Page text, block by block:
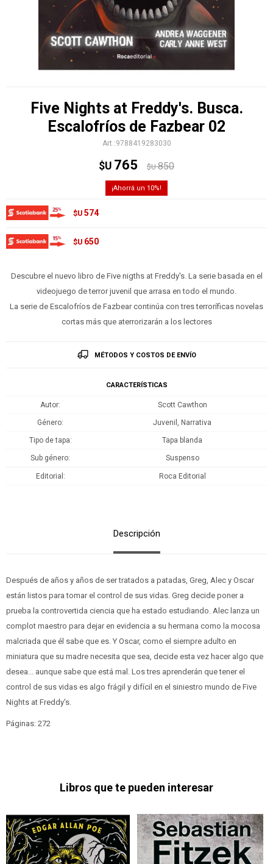
Five Nights at Freddy's. Busca.
Escalofríos de Fazbear 02
9788419283030
$U 765 $U 850
10
$U 574
$U 650
Descubre el nuevo libro de Five nigths at Freddy's. La serie basada en el
videojuego de terror juvenil que arrasa en todo el mundo.
La serie de Escalofríos de Fazbear continúa con tres terroríficas novelas
cortas más que aterrorizarán a los lectores
MÉTODOS Y COSTOS DE ENVÍO
CARACTERÍSTICAS
Autor Scott Cawthon
Género Juvenil, Narrativa
Tipo de tapa Tapa blanda
Sub género Suspenso
Editorial Roca Editorial
Descripción
Después de años y años de ser tratados a patadas, Greg, Alec y Oscar
están listos para tomar el control de sus vidas. Greg decide poner a
prueba la controvertida ciencia que ha estado estudiando. Alec lanza un
complot maestro para dejar en evidencia a su hermana como la mocosa
malcriada que él sabe que es. Y Oscar, como el siempre adulto en
miniatura que su madre necesita que sea, decide esta vez hacer algo que
desea... aunque sabe que está mal. Los tres aprenderán que tener el
control de sus vidas es algo frágil y difícil en el siniestro mundo de Five
Nights at Freddy's.
Páginas: 272
Libros que te pueden interesar